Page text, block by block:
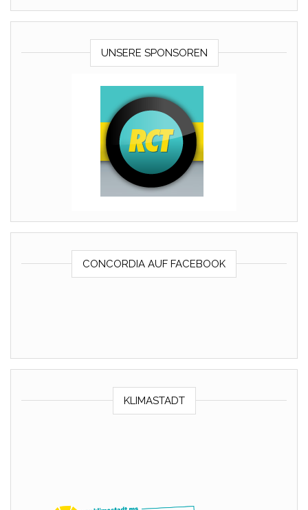
UNSERE SPONSOREN
CONCORDIA AUF FACEBOOK
KLIMASTADT